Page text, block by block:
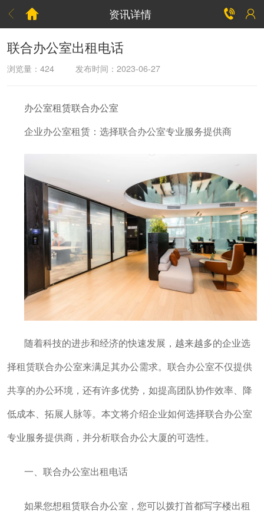
  资讯详情 
联合办公室出租电话
浏览量： 424 发布时间：2023-06-27
办公室租赁联合办公室
企业办公室租赁：选择联合办公室专业服务提供商
随着科技的进步和经济的快速发展，越来越多的企业选
择租赁联合办公室来满足其办公需求。联合办公室不仅提供
共享的办公环境，还有许多优势，如提高团队协作效率、降
低成本、拓展人脉等。本文将介绍企业如何选择联合办公室
专业服务提供商，并分析联合办公大厦的可选性。
一、联合办公室出租电话
如果您想租赁联合办公室，您可以拨打首都写字楼出租